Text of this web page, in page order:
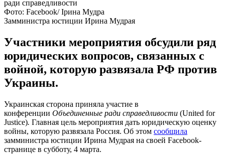
Фото: Facebook/ Ірина Мудра
Замминистра юстиции Ирина Мудрая
Участники мероприятия обсудили ряд
юридических вопросов, связанных с
войной, которую развязала РФ против
Украины.
Украинская сторона приняла участие в
конференции Объединенные ради справедливости (United for
Justice). Главная цель мероприятия дать юридическую оценку
войны, которую развязала Россия. Об этом сообщила
замминистра юстиции Ирина Мудрая на своей Facebook-
странице в субботу, 4 марта.